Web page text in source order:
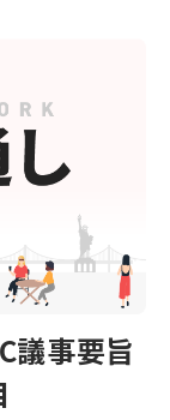
議事要旨